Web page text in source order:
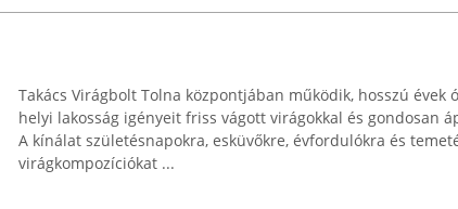
Takács Virágbolt Tolna központjában működik, hosszú évek
helyi lakosság igényeit friss vágott virágokkal és gondosan
A kínálat születésnapokra, esküvőkre, évfordulókra és
virágkompozíciókat ...